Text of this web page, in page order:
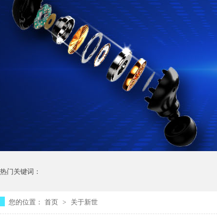
热门关键词：
您的位置： 首页 > 关于新世